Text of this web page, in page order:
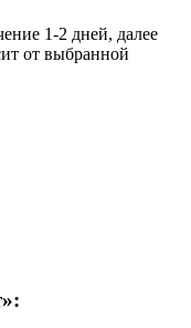
1-2 дней, далее
от выбранной